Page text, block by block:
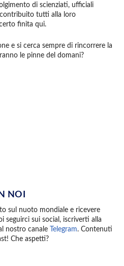
di scienziati, ufficiali
tutti alla loro
finita qui.
e si cerca sempre di rincorrere la
le pinne del domani?
NOI
sul nuoto mondiale e ricevere
seguirci sui social, iscriverti alla
nostro canale Telegram. Contenuti
Che aspetti?